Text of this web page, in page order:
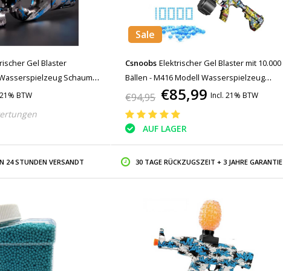
Gel Blaster
Schaum
BTW
Sale
Csnoobs Elektrischer Gel Blaster mit 10.000
Bällen - M416 Modell Wasserspielzeug
Schaum Shooter Graffiti
€94,95 €85,99 Incl. 21% BTW
AUF LAGER
24 STUNDEN VERSANDT 30 TAGE RÜCKZUGSZEIT + 3 JAHRE GARANTIE